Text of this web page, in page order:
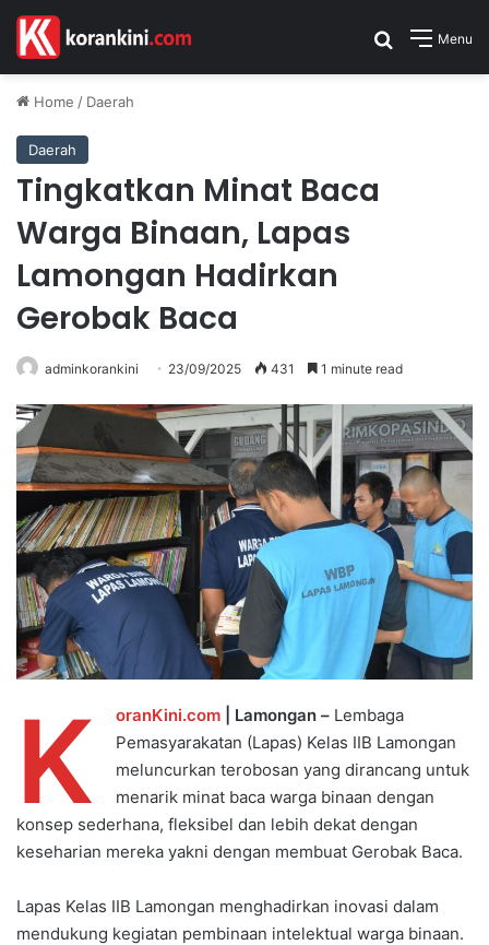
Menu
Search for
Home / Daerah
Daerah
Tingkatkan Minat Baca
Warga Binaan, Lapas
Lamongan Hadirkan
Gerobak Baca
adminkorankini 23/09/2025 431 1 minute read
K oranKini.com | Lamongan – Lembaga
Pemasyarakatan (Lapas) Kelas IIB Lamongan
meluncurkan terobosan yang dirancang untuk
menarik minat baca warga binaan dengan
konsep sederhana, fleksibel dan lebih dekat dengan
keseharian mereka yakni dengan membuat Gerobak Baca.
Lapas Kelas IIB Lamongan menghadirkan inovasi dalam
mendukung kegiatan pembinaan intelektual warga binaan.